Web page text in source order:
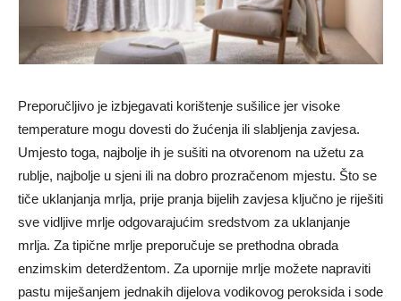
Preporučljivo je izbjegavati korištenje sušilice jer visoke
temperature mogu dovesti do žućenja ili slabljenja zavjesa.
Umjesto toga, najbolje ih je sušiti na otvorenom na užetu za
rublje, najbolje u sjeni ili na dobro prozračenom mjestu. Što se
tiče uklanjanja mrlja, prije pranja bijelih zavjesa ključno je riješiti
sve vidljive mrlje odgovarajućim sredstvom za uklanjanje
mrlja. Za tipične mrlje preporučuje se prethodna obrada
enzimskim deterdžentom. Za upornije mrlje možete napraviti
pastu miješanjem jednakih dijelova vodikovog peroksida i sode